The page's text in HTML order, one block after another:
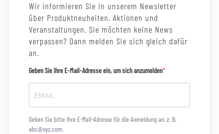
Wir informieren Sie in unserem Newsletter
über Produktneuheiten, Aktionen und
Veranstaltungen. Sie möchten keine News
verpassen? Dann melden Sie sich gleich dafür
an.
Geben Sie Ihre E-Mail-Adresse ein, um sich anzumelden
Geben Sie bitte Ihre E-Mail-Adresse für die Anmeldung an, z. B.
abc@xyz.com.